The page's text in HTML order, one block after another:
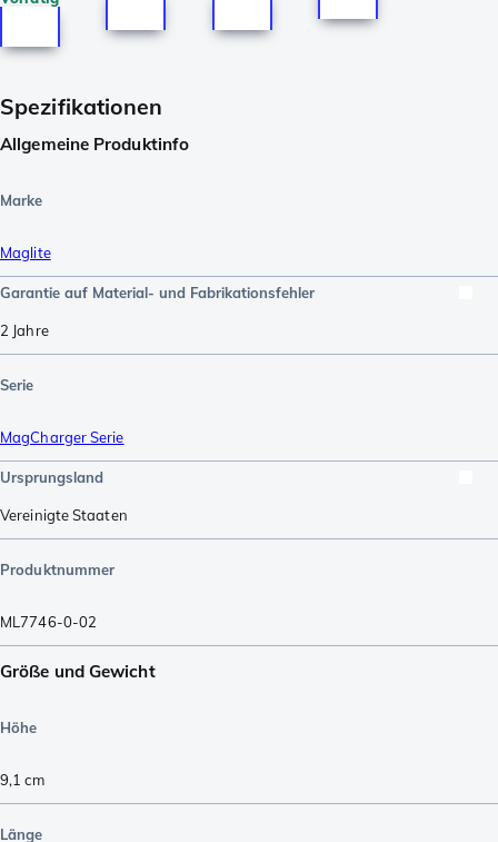
Spezifikationen
Allgemeine Produktinfo
Marke
Maglite
Garantie auf Material- und Fabrikationsfehler
2 Jahre
Serie
MagCharger Serie
Ursprungsland
Vereinigte Staaten
Produktnummer
ML7746-0-02
Größe und Gewicht
Höhe
9,1 cm
Länge